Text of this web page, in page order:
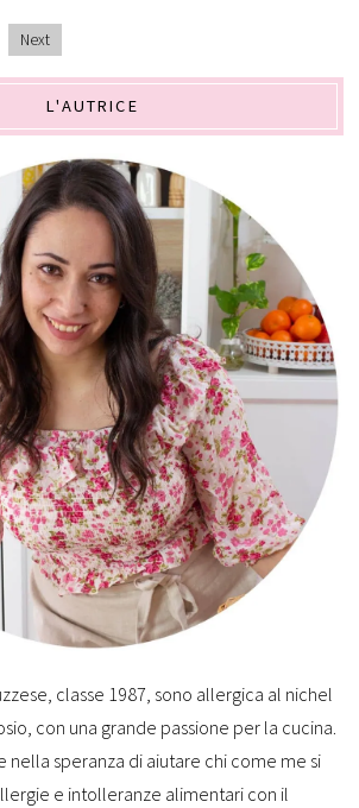
Next
L'AUTRICE
classe 1987, sono allergica al nichel
con una grande passione per la cucina.
nella speranza di aiutare chi come me si
e intolleranze alimentari con il